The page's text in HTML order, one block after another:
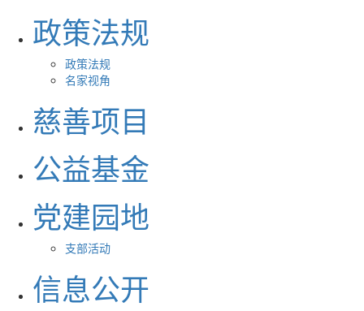
政策法规
政策法规
名家视角
慈善项目
公益基金
党建园地
支部活动
信息公开